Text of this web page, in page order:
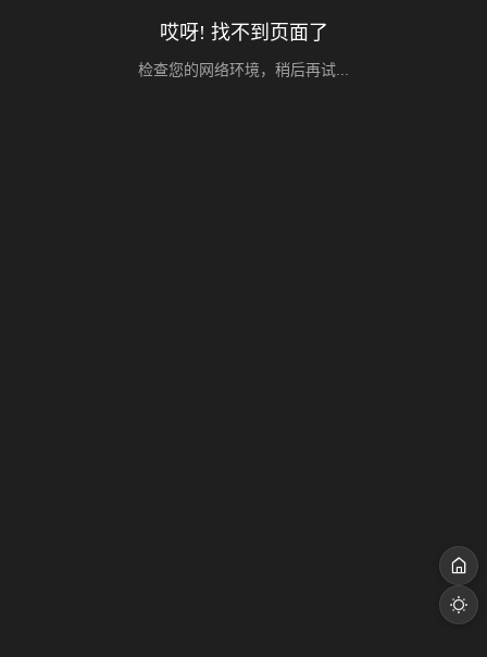
哎呀! 找不到页面了
检查您的网络环境，稍后再试...